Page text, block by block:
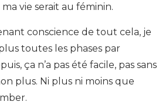
vie serait au féminin.
conscience de tout cela, je
toutes les phases par
ça n’a pas été facile, pas sans
plus. Ni plus ni moins que